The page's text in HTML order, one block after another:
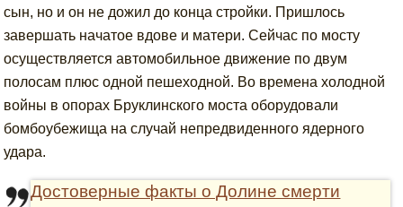
сын, но и он не дожил до конца стройки. Пришлось
завершать начатое вдове и матери. Сейчас по мосту
осуществляется автомобильное движение по двум
полосам плюс одной пешеходной. Во времена холодной
войны в опорах Бруклинского моста оборудовали
бомбоубежища на случай непредвиденного ядерного
удара.
Достоверные факты о Долине смерти